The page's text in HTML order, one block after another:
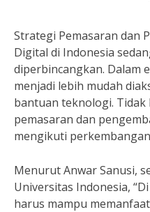
Strategi Pemasaran dan
Digital di Indonesia
diperbincangkan. Dalam
menjadi lebih mudah
bantuan teknologi.
pemasaran dan
mengikuti
Menurut Anwar Sanusi,
Universitas Indonesia,
harus mampu